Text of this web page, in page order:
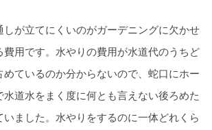
しが立てにくいのがガーデニングに欠かせ
費用です。水やりの費用が水道代のうちど
ているのか分からないので、蛇口にホー
水道水をまく度に何とも言えない後ろめた
いました。水やりをするのに一体どれくら